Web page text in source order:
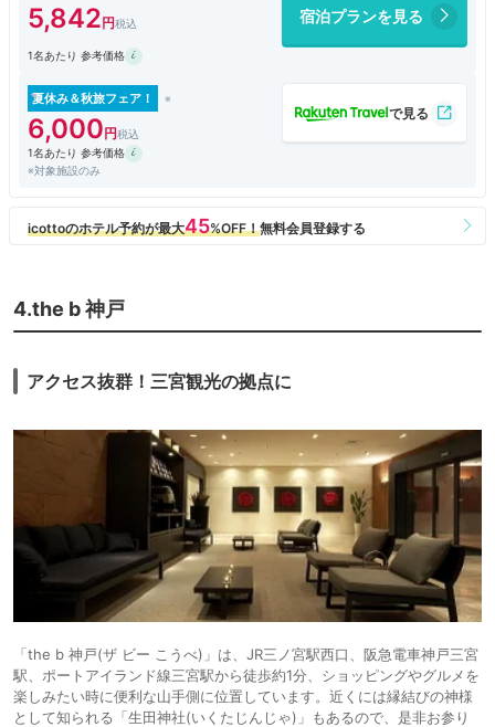
朝もコーヒーのみあり。
部屋はコンパクトだけど全体的に清潔感ある。冷蔵庫あります。ドライヤ
ーは効きが弱め。
5,842 宿泊プランを見る
1名あたり 参考価格
夏休み＆秋旅フェア！
6,000
1名あたり 参考価格
※対象施設のみ
4.the b 神戸
アクセス抜群！三宮観光の拠点に
「the b 神戸(ザ ビー こうべ)」は、JR三ノ宮駅西口、阪急電車神戸三宮
駅、ポートアイランド線三宮駅から徒歩約1分、ショッピングやグルメを
楽しみたい時に便利な山手側に位置しています。近くには縁結びの神様
として知られる「生田神社(いくたじんじゃ)」もあるので、是非お参り